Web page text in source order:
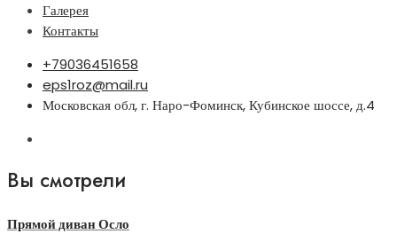
Галерея
Контакты
+79036451658
eps1roz@mail.ru
Московская обл, г. Наро-Фоминск, Кубинское шоссе, д.4
Вы смотрели
Прямой диван Осло